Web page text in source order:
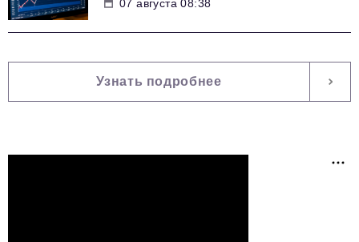
07 августа 08:38
Узнать подробнее